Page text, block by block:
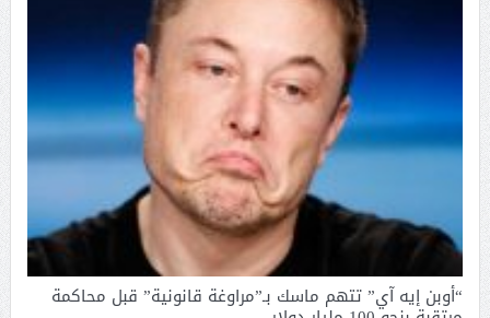
“أوبن إيه آي” تتهم ماسك بـ”مراوغة قانونية” قبل محاكمة